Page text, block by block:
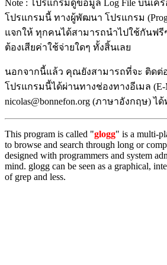
Note : โปรแกรมดูข้อมูล Log File บนเค
โปรแกรมนี้ ทางผู้พัฒนา โปรแกรม
แจกให้ ทุกคนได้สามารถนำไปใช้กันฟรี
ต้องเสียค่าใช้จ่ายใดๆ ทั้งสิ้นเลย
นอกจากนี้แล้ว คุณยังสามารถที่จะ ติดต่
โปรแกรมนี้ได้ผ่านทางช่องทางอีเมล (E-
nicolas@bonnefon.org (ภาษาอังกฤษ) ไ
This program is called "glogg" is a multi-
to browse and search through long or
designed with programmers and system
mind. glogg can be seen as a graphical,
of grep and less.